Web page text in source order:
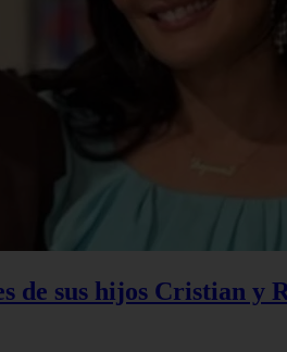
de sus hijos Cristian y